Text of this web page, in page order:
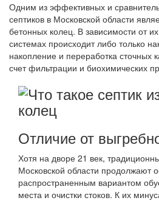
Одним из эффективных и
септиков в Московской области
бетонных колец. В зависимости от
системах происходит либо только
накопление и переработка сточных
счет фильтрации и биохимических
Отличие от
Хотя на дворе 21 век,
Московской области продолжают
распространенным вариантом
места и очистки стоков. К их